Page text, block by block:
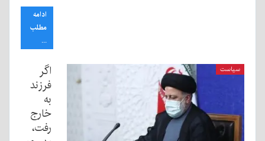
ادامه
مطلب
...
سیاست
اگر
فرزند
به
خارج
رفت،